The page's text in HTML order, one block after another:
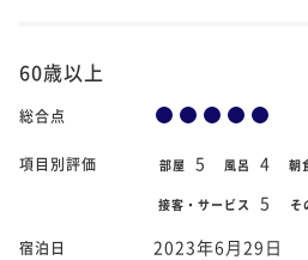
60歳以上
総合点
項目別評価 部屋 5 風呂 4 朝
接客・サービス 5 そ
宿泊日 2023年6月29日